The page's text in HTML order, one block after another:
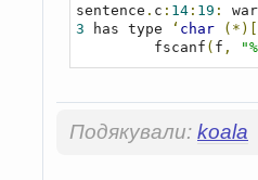
sentence . c : 14: 19 :
3 has type ‘ char (*)[
         fscanf
( f ,
Подякували: koala